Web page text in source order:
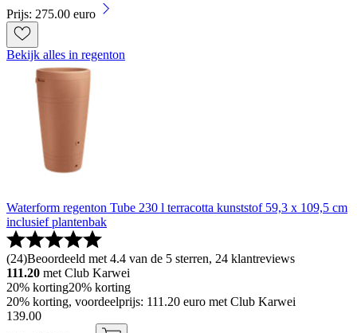
Prijs: 275.00 euro
Bekijk alles in regenton
Waterform regenton Tube 230 l terracotta kunststof 59,3 x 109,5 cm
inclusief plantenbak
(24)Beoordeeld met 4.4 van de 5 sterren, 24 klantreviews
111.20 met Club Karwei
20% korting20% korting
20% korting, voordeelprijs: 111.20 euro met Club Karwei
139.00